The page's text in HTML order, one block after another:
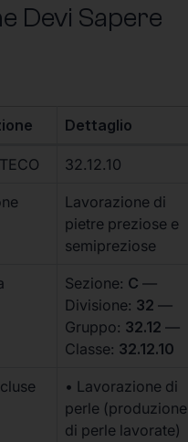
Devi Sapere
Dettaglio
32.12.10
Lavorazione di
pietre preziose e
semipreziose
Sezione: C —
Divisione: 32 —
Gruppo: 32.12 —
Classe: 32.12.10
• Lavorazione di
perle (produzione
di perle lavorate)